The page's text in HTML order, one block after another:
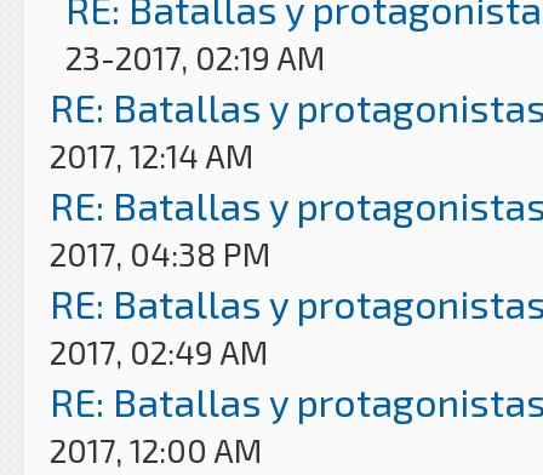
23-2017, 02:19 AM
RE: Batallas y
2017, 12:14 AM
RE: Batallas y
2017, 04:38 PM
RE: Batallas y
2017, 02:49 AM
RE: Batallas y
2017, 12:00 AM